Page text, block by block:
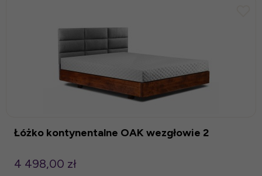
Łóżko kontynentalne OAK wezgłowie 2
4 498,00 zł